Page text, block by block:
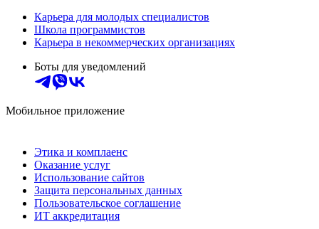
Карьера для молодых специалистов
Школа программистов
Карьера в некоммерческих организациях
Боты для уведомлений
Мобильное приложение
Этика и комплаенс
Оказание услуг
Использование сайтов
Защита персональных данных
Пользовательское соглашение
ИТ аккредитация